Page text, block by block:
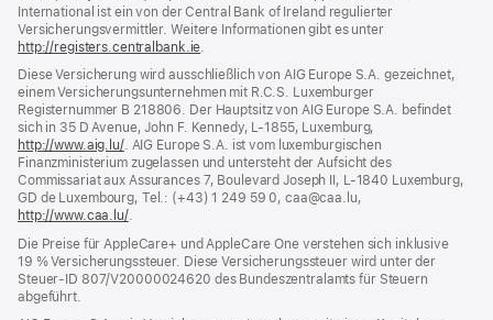
International ist ein von der Central Bank of Ireland regulierter
Versicherungsvermittler. Weitere Informationen gibt es unter
http://registers.centralbank.ie
neues
Fenster)
Diese Versicherung wird ausschließlich von AIG Europe S.A. gezeichnet,
einem Versicherungsunternehmen mit R.C.S. Luxemburger
Registernummer B 218806. Der Hauptsitz von AIG Europe S.A. befindet
sich in 35 D Avenue, John F. Kennedy, L‑1855, Luxemburg,
http://www.aig.lu/(Öffnet
ein
neues
Fenster)
. AIG Europe S.A. ist vom luxemburgischen
Finanzministerium zugelassen und untersteht der Aufsicht des
Commissariat aux Assurances 7, Boulevard Joseph II, L‑1840 Luxemburg,
GD de Luxembourg, Tel.: (+43) 1 249 59 0, caa@caa.lu,
http://www.caa.lu/(Öffnet
neues
Fenster)
.
Die Preise für AppleCare+ und AppleCare One verstehen sich inklusive
19 % Versicherungssteuer. Diese Versicherungssteuer wird unter der
Steuer‑ID 807/V20000024620 des Bundeszentralamts für Steuern
abgeführt.